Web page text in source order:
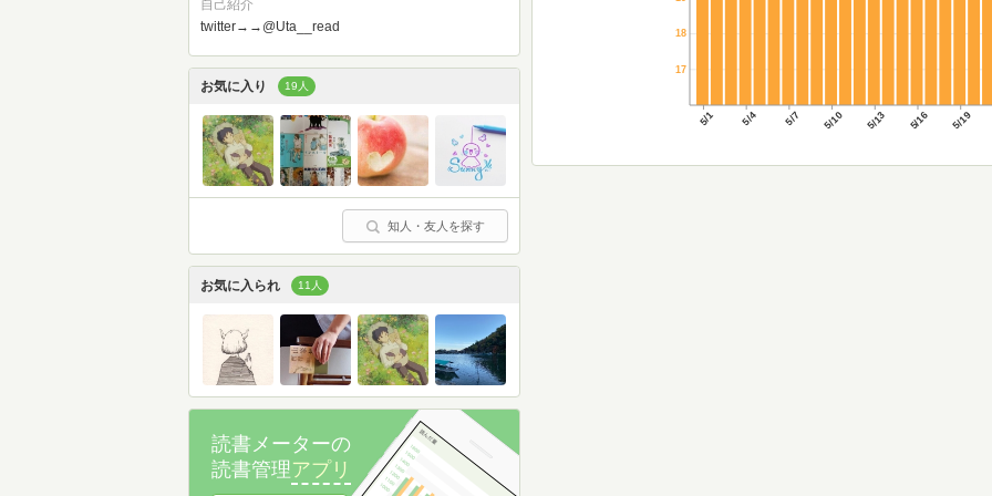
5/1 5/4 5/7 5/10 5/13 5/16 5/19
17
18
自己紹介
twitter→→@Uta__read
お気に入り 19人
知人・友人を探す
お気に入られ 11人
読書メーターの
読書管理アプリ